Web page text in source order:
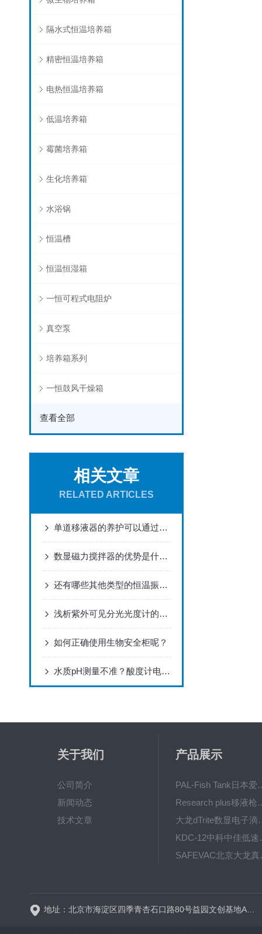
隔水式恒温培养箱
精密恒温培养箱
电热恒温培养箱
低温培养箱
霉菌培养箱
生化培养箱
水浴锅
恒温槽
恒温恒湿箱
一恒可程式电阻炉
真空泵
培养箱系列
一恒鼓风干燥箱
查看全部
相关文章
RELATED ARTICLES
单道移液器的养护可以通过哪些方式
数显磁力搅拌器的优势是什么？
还有哪些其他类型的恒温振荡器？
浅析紫外可见分光光度计的作用与意义所在
如何正确使用生物安全柜呢？
水质pH测量不准？酸度计电极保养与故障排查指南
关于我们
公司简介
新闻动态
技术文章
产品展示
PAL-Fish Tank
Research plus
大龙dTrite
KDC-